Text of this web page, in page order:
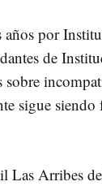
por
de
sigue
Las Arribes